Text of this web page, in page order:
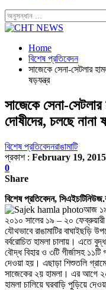
Home
বিশেষ প্রতিবেদন
সাজেকে সেনা-সেটলার
ষড়যন্ত্র
সাজেকে সেনা-
দোষীদের, চলছে নানা
বিশেষ প্রতিবেদনরাঙামাটি
প্রকাশ : February 19,
0
Share
বিশেষ প্রতিবেদন,
আজ ১৯
২০১০ সালের ১৯ – ২০ ফেব্রুয়ারী
যৌথভাবে রাঙামাটির বাঘাইছড়ি
বর্বরোচিত হামলা চালায়। এতে
বৌদ্ধ বিহার ও ৩টি গীর্জাসহ
দেওয়া হয়। এছাড়া শিশুতলি
সাজেকের ২য় হামলা। এর আগে
হামলা চালিয়ে ঘরবাড়ি পুড়িয়ে